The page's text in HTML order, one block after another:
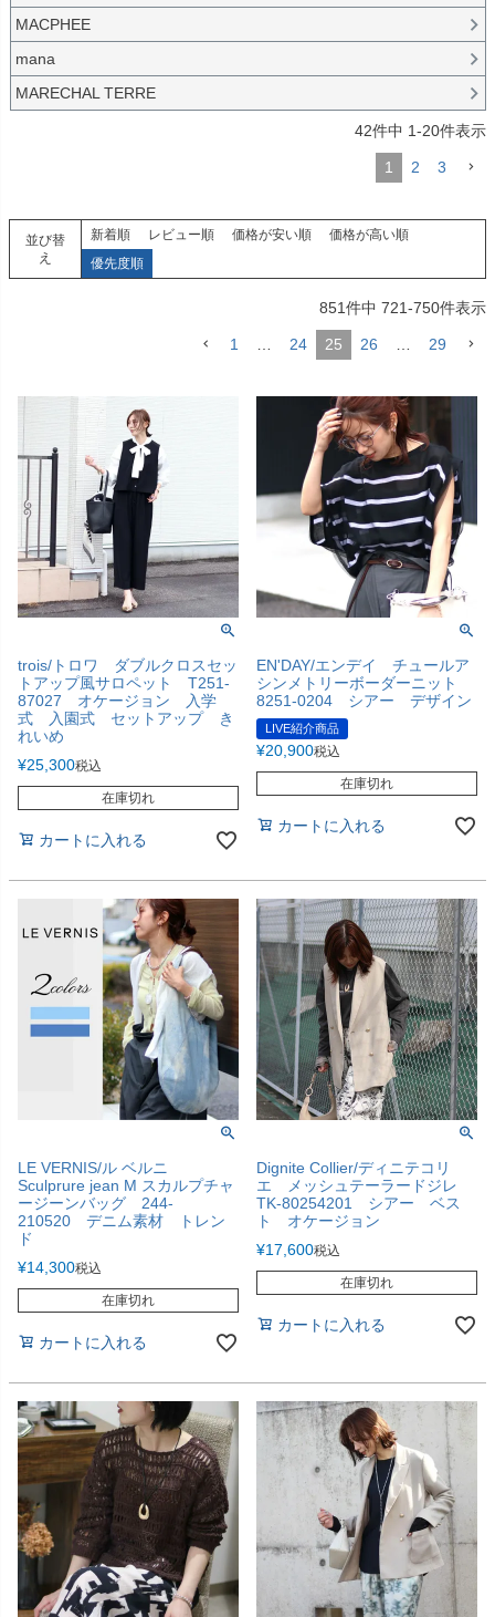
MACPHEE
mana
MARECHAL TERRE
42件中 1-20件表示
1 2 3
並び替
え
新着順 レビュー順 価格が安い順
価格が高い順
優先度順
851件中 721-750件表示
1 24 25 26 29
trois/トロワ ダブルクロスセッ
トアップ風サロペット T251-
87027 オケージョン 入学
式 入園式 セットアップ き
れいめ
¥25,300税込
在庫切れ
カートに入れる
EN'DAY/エンデイ チュールア
シンメトリーボーダーニット
8251-0204 シアー デザイン
LIVE紹介商品
¥20,900税込
在庫切れ
カートに入れる
LE VERNIS/ル ベルニ
Sculprure jean M スカルプチャ
ージーンバッグ 244-
210520 デニム素材 トレン
ド
¥14,300税込
在庫切れ
カートに入れる
Dignite Collier/ディニテコリ
エ メッシュテーラードジレ
TK-80254201 シアー ベス
ト オケージョン
¥17,600税込
在庫切れ
カートに入れる